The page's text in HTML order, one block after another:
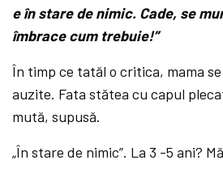
e în stare de nimic. Cade, se
îmbrace cum trebuie!”
În timp ce tatăl o critica, mama
auzite. Fata stătea cu capul
mută, supusă.
„În stare de nimic”. La 3 -5 ani?